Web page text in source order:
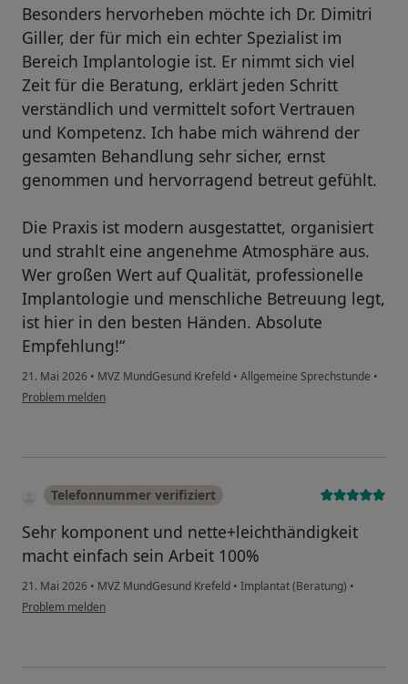
Besonders hervorheben möchte ich Dr. Dimitri
Giller, der für mich ein echter Spezialist im
Bereich Implantologie ist. Er nimmt sich viel
Zeit für die Beratung, erklärt jeden Schritt
verständlich und vermittelt sofort Vertrauen
und Kompetenz. Ich habe mich während der
gesamten Behandlung sehr sicher, ernst
genommen und hervorragend betreut gefühlt.
Die Praxis ist modern ausgestattet, organisiert
und strahlt eine angenehme Atmosphäre aus.
Wer großen Wert auf Qualität, professionelle
Implantologie und menschliche Betreuung legt,
ist hier in den besten Händen. Absolute
Empfehlung!“
21. Mai 2026 • MVZ MundGesund Krefeld • Allgemeine Sprechstunde •
Problem melden
Telefonnummer verifiziert
Sehr komponent und nette+leichthändigkeit
macht einfach sein Arbeit 100%
21. Mai 2026 • MVZ MundGesund Krefeld • Implantat (Beratung) •
Problem melden